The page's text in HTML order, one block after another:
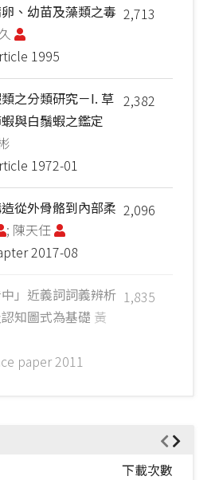
2,713
、幼苗及藻類之毒
1995
2,382
之分類研究－I. 草
與白鬚蝦之鑑定
1972-01
2,096
從外骨骼到內部柔
; 陳天任
2017-08
1,835
中」近義詞詞義辨析
知圖式為基礎 黃
paper2011
下載次數